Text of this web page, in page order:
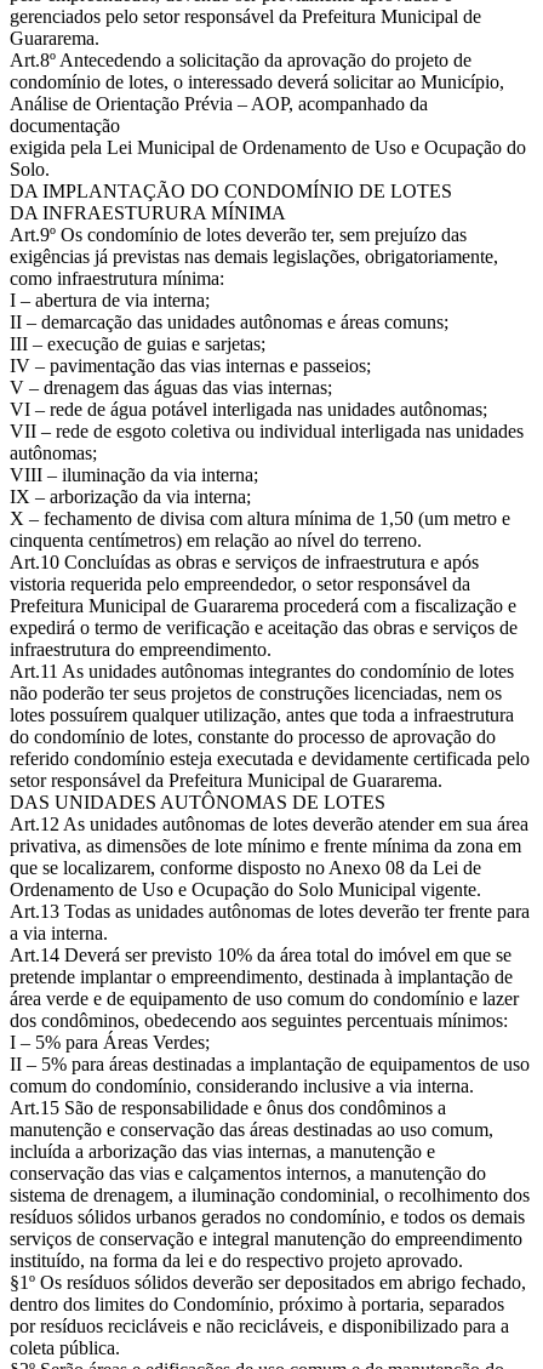
gerenciados pelo setor responsável da Prefeitura Municipal de
Guararema.
Art.8º Antecedendo a solicitação da aprovação do projeto de
condomínio de lotes, o interessado deverá solicitar ao Município,
Análise de Orientação Prévia – AOP, acompanhado da
documentação
exigida pela Lei Municipal de Ordenamento de Uso e Ocupação do
Solo.
DA IMPLANTAÇÃO DO CONDOMÍNIO DE LOTES
DA INFRAESTURURA MÍNIMA
Art.9º Os condomínio de lotes deverão ter, sem prejuízo das
exigências já previstas nas demais legislações, obrigatoriamente,
como infraestrutura mínima:
I – abertura de via interna;
II – demarcação das unidades autônomas e áreas comuns;
III – execução de guias e sarjetas;
IV – pavimentação das vias internas e passeios;
V – drenagem das águas das vias internas;
VI – rede de água potável interligada nas unidades autônomas;
VII – rede de esgoto coletiva ou individual interligada nas unidades
autônomas;
VIII – iluminação da via interna;
IX – arborização da via interna;
X – fechamento de divisa com altura mínima de 1,50 (um metro e
cinquenta centímetros) em relação ao nível do terreno.
Art.10 Concluídas as obras e serviços de infraestrutura e após
vistoria requerida pelo empreendedor, o setor responsável da
Prefeitura Municipal de Guararema procederá com a fiscalização e
expedirá o termo de verificação e aceitação das obras e serviços de
infraestrutura do empreendimento.
Art.11 As unidades autônomas integrantes do condomínio de lotes
não poderão ter seus projetos de construções licenciadas, nem os
lotes possuírem qualquer utilização, antes que toda a infraestrutura
do condomínio de lotes, constante do processo de aprovação do
referido condomínio esteja executada e devidamente certificada pelo
setor responsável da Prefeitura Municipal de Guararema.
DAS UNIDADES AUTÔNOMAS DE LOTES
Art.12 As unidades autônomas de lotes deverão atender em sua área
privativa, as dimensões de lote mínimo e frente mínima da zona em
que se localizarem, conforme disposto no Anexo 08 da Lei de
Ordenamento de Uso e Ocupação do Solo Municipal vigente.
Art.13 Todas as unidades autônomas de lotes deverão ter frente para
a via interna.
Art.14 Deverá ser previsto 10% da área total do imóvel em que se
pretende implantar o empreendimento, destinada à implantação de
área verde e de equipamento de uso comum do condomínio e lazer
dos condôminos, obedecendo aos seguintes percentuais mínimos:
I – 5% para Áreas Verdes;
II – 5% para áreas destinadas a implantação de equipamentos de uso
comum do condomínio, considerando inclusive a via interna.
Art.15 São de responsabilidade e ônus dos condôminos a
manutenção e conservação das áreas destinadas ao uso comum,
incluída a arborização das vias internas, a manutenção e
conservação das vias e calçamentos internos, a manutenção do
sistema de drenagem, a iluminação condominial, o recolhimento dos
resíduos sólidos urbanos gerados no condomínio, e todos os demais
serviços de conservação e integral manutenção do empreendimento
instituído, na forma da lei e do respectivo projeto aprovado.
§1º Os resíduos sólidos deverão ser depositados em abrigo fechado,
dentro dos limites do Condomínio, próximo à portaria, separados
por resíduos recicláveis e não recicláveis, e disponibilizado para a
coleta pública.